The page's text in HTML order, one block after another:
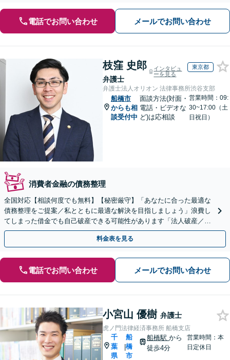
電話でお問い合わせ メールでお問い合わせ
枝窪 史郎
弁護士
インタビュ
ーを見る
東京都
弁護士法人オリオン 法律事務所渋谷支部
船橋市
からも相
談受付中
面談方法(対面・
電話・ビデオな
ど)は応相談
営業時間：09:
30~17:00（土
日祝日）
消費者金融の債務整理
全国対応【相談何度でも無料】【秘密厳守】「あなたに合った最適な
債務整理をご提案／私とともに最適な解決を目指しましょう」浪費し
てしまった借金でも自己破産できる可能性があります「法人破産／コ
ロナ不況・物価高騰に苦しむ企業さまを救済」
料金表を見る
電話でお問い合わせ メールでお問い合わせ
小宮山 優樹 弁護士
虎ノ門法律経済事務所 船橋支店
千
葉
県
|
船
橋
市
船橋駅から
徒歩4分
営業時間：本
日定休日